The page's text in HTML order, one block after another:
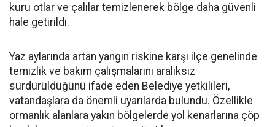
kuru otlar ve çalılar temizlenerek bölge daha güvenli
hale getirildi.
Yaz aylarında artan yangın riskine karşı ilçe genelinde
temizlik ve bakım çalışmalarını aralıksız
sürdürüldüğünü ifade eden Belediye yetkilileri,
vatandaşlara da önemli uyarılarda bulundu. Özellikle
ormanlık alanlara yakın bölgelerde yol kenarlarına çöp